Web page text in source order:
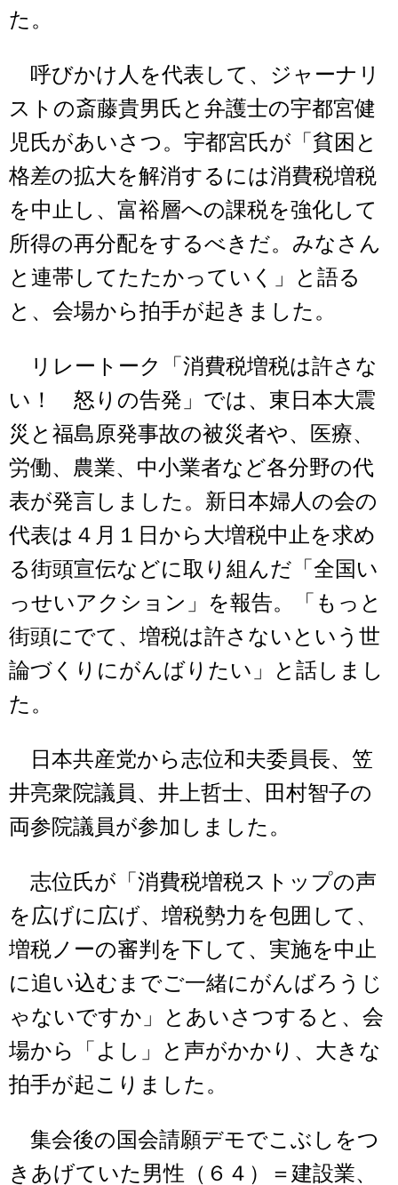
た。
呼びかけ人を代表して、ジャーナリ
ストの斎藤貴男氏と弁護士の宇都宮健
児氏があいさつ。宇都宮氏が「貧困と
格差の拡大を解消するには消費税増税
を中止し、富裕層への課税を強化して
所得の再分配をするべきだ。みなさん
と連帯してたたかっていく」と語る
と、会場から拍手が起きました。
リレートーク「消費税増税は許さな
い！ 怒りの告発」では、東日本大震
災と福島原発事故の被災者や、医療、
労働、農業、中小業者など各分野の代
表が発言しました。新日本婦人の会の
代表は４月１日から大増税中止を求め
る街頭宣伝などに取り組んだ「全国い
っせいアクション」を報告。「もっと
街頭にでて、増税は許さないという世
論づくりにがんばりたい」と話しまし
た。
日本共産党から志位和夫委員長、笠
井亮衆院議員、井上哲士、田村智子の
両参院議員が参加しました。
志位氏が「消費税増税ストップの声
を広げに広げ、増税勢力を包囲して、
増税ノーの審判を下して、実施を中止
に追い込むまでご一緒にがんばろうじ
ゃないですか」とあいさつすると、会
場から「よし」と声がかかり、大きな
拍手が起こりました。
集会後の国会請願デモでこぶしをつ
きあげていた男性（６４）＝建設業、